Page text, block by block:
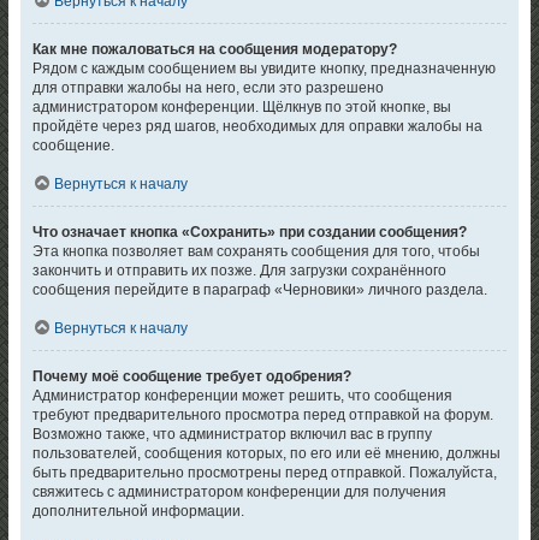
Как мне пожаловаться на сообщения модератору?
Рядом с каждым сообщением вы увидите кнопку, предназначенную
для отправки жалобы на него, если это разрешено
администратором конференции. Щёлкнув по этой кнопке, вы
пройдёте через ряд шагов, необходимых для оправки жалобы на
сообщение.
Вернуться к началу
Что означает кнопка «Сохранить» при создании сообщения?
Эта кнопка позволяет вам сохранять сообщения для того, чтобы
закончить и отправить их позже. Для загрузки сохранённого
сообщения перейдите в параграф «Черновики» личного раздела.
Вернуться к началу
Почему моё сообщение требует одобрения?
Администратор конференции может решить, что сообщения
требуют предварительного просмотра перед отправкой на форум.
Возможно также, что администратор включил вас в группу
пользователей, сообщения которых, по его или её мнению, должны
быть предварительно просмотрены перед отправкой. Пожалуйста,
свяжитесь с администратором конференции для получения
дополнительной информации.